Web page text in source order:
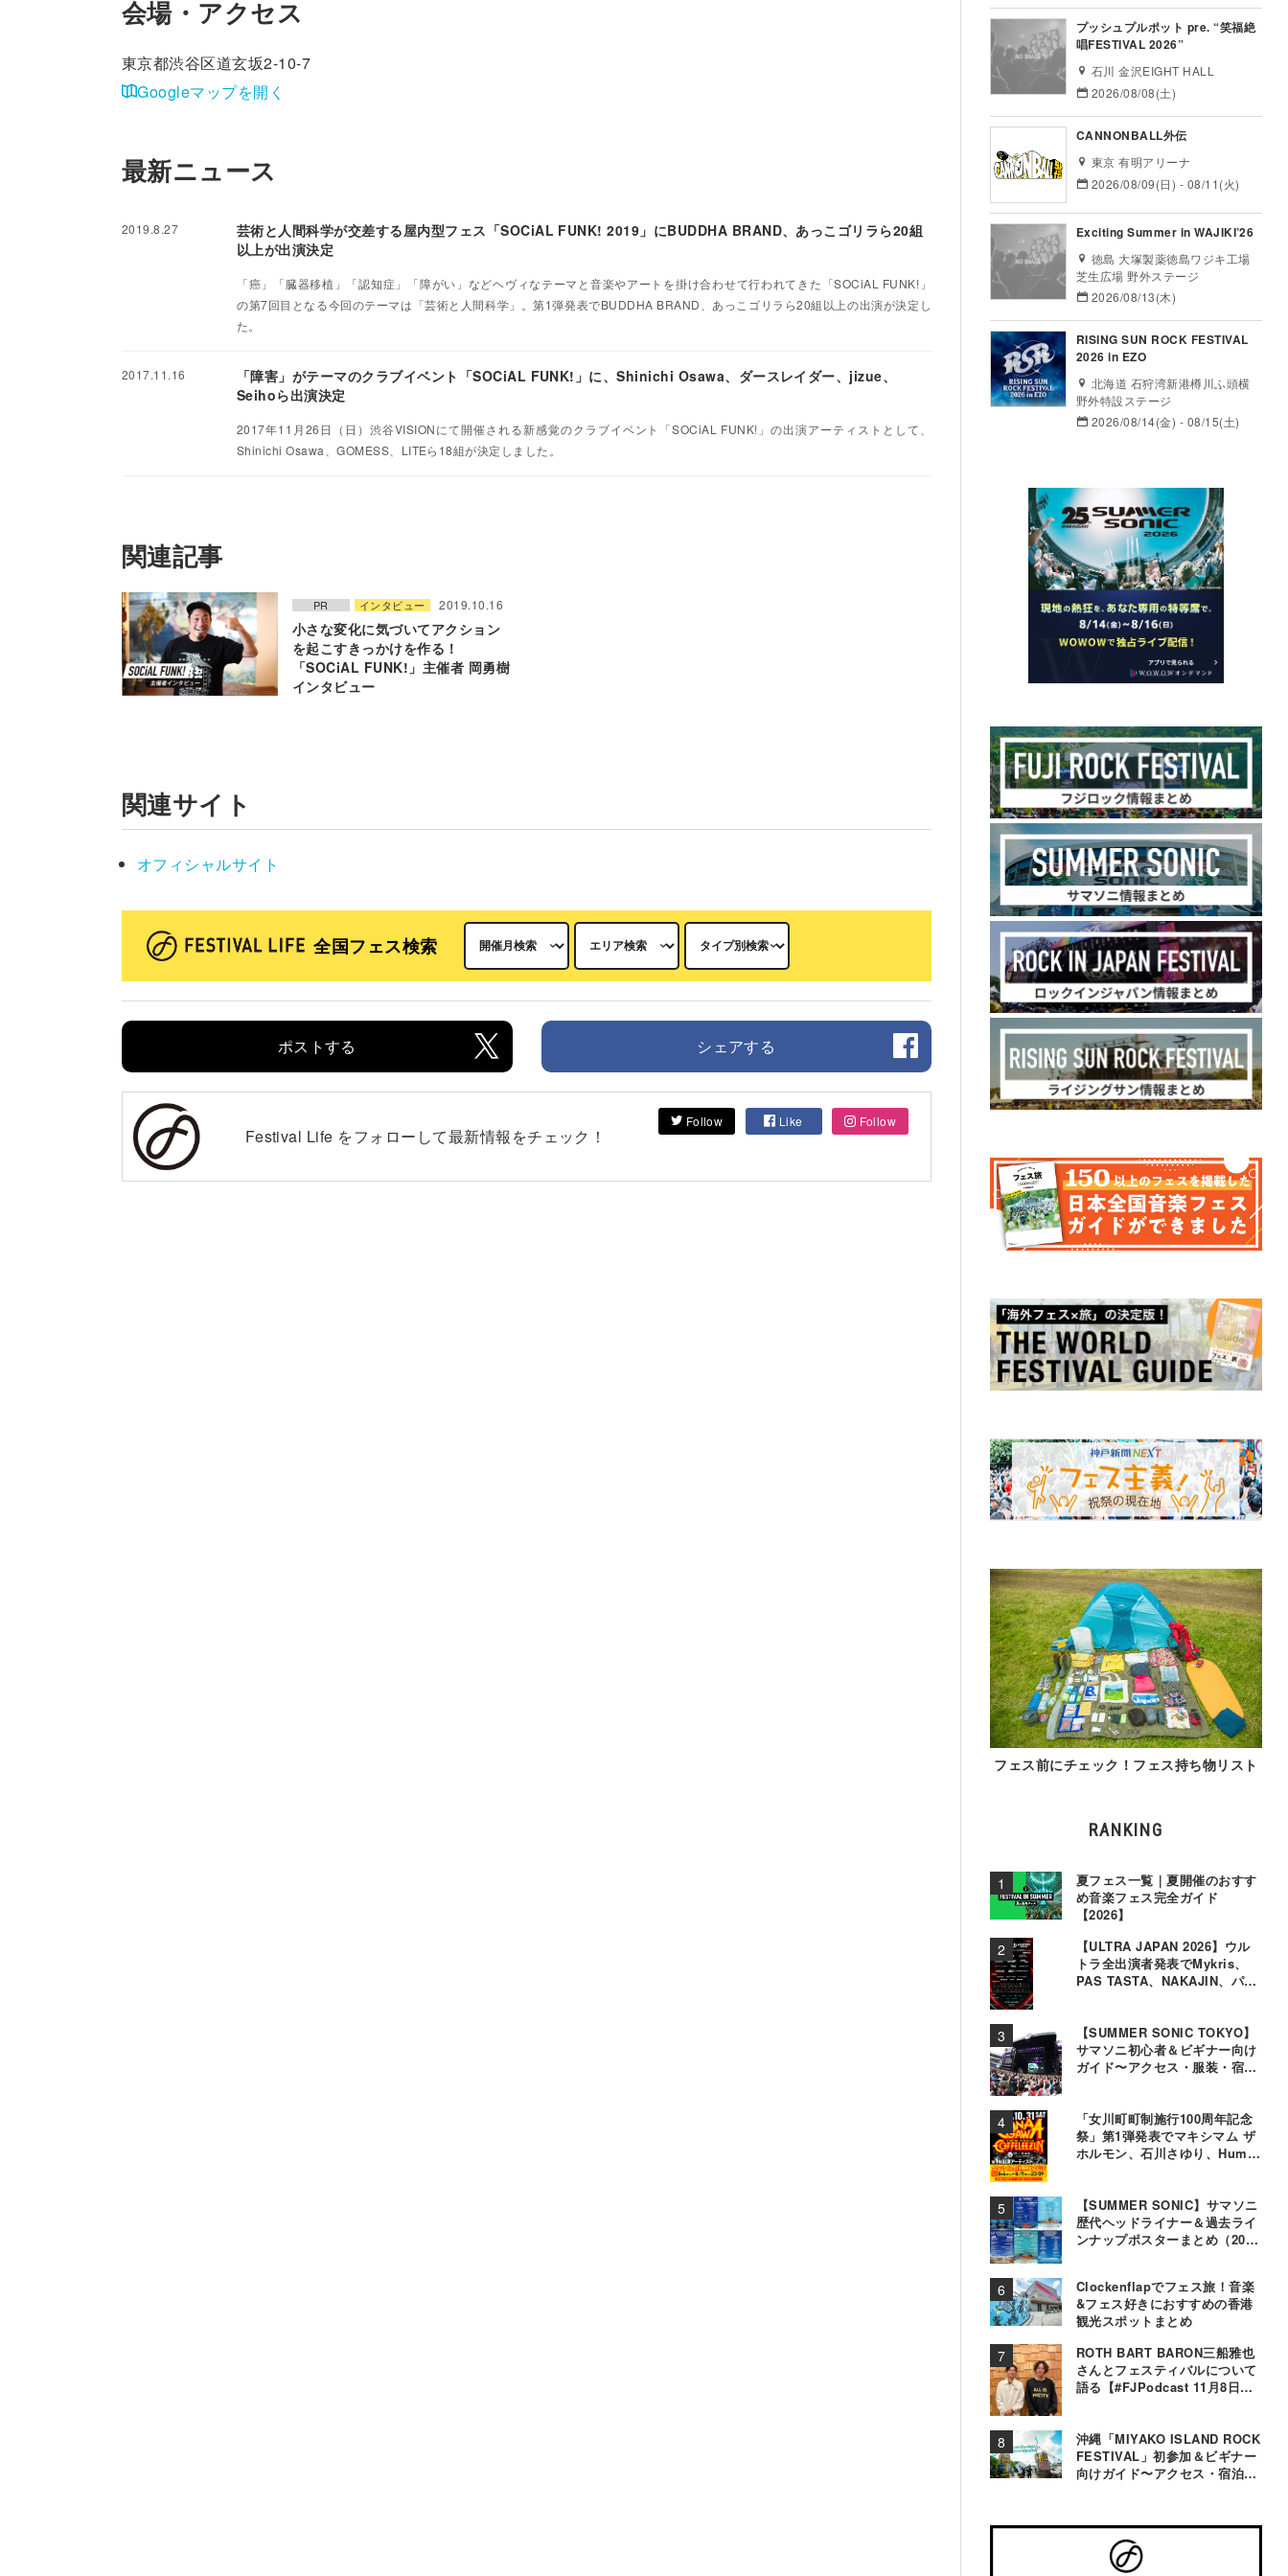
会場・アクセス
東京都渋谷区道玄坂2-10-7
Googleマップを開く
最新ニュース
2019.8.27
芸術と人間科学が交差する屋内型フェス「SOCiAL FUNK! 2019」にBUDDHA BRAND、あっこゴリラら20組
以上が出演決定
「癌」「臓器移植」「認知症」「障がい」などヘヴィなテーマと音楽やアートを掛け合わせて行われてきた「SOCiAL FUNK!」
の第7回目となる今回のテーマは「芸術と人間科学」。第1弾発表でBUDDHA BRAND、あっこゴリラら20組以上の出演が決定し
た。
2017.11.16
「障害」がテーマのクラブイベント「SOCiAL FUNK!」に、Shinichi Osawa、ダースレイダー、jizue、
Seihoら出演決定
2017年11月26日（日）渋谷VISIONにて開催される新感覚のクラブイベント「SOCiAL FUNK!」の出演アーティストとして、
Shinichi Osawa、GOMESS、LITEら18組が決定しました。
関連記事
PR インタビュー 2019.10.16
小さな変化に気づいてアクション
を起こすきっかけを作る！
「SOCiAL FUNK!」主催者 岡勇樹
インタビュー
関連サイト
オフィシャルサイト
全国フェス検索
ポストする シェアする
Festival Life をフォローして最新情報をチェック！
Follow Like Follow
プッシュプルポット pre. “笑福絶
唱FESTIVAL 2026”
石川 金沢EIGHT HALL
2026/08/08(土)
CANNONBALL外伝
東京 有明アリーナ
2026/08/09(日) - 08/11(火)
Exciting Summer in WAJIKI’26
徳島 大塚製薬徳島ワジキ工場
芝生広場 野外ステージ
2026/08/13(木)
RISING SUN ROCK FESTIVAL
2026 in EZO
北海道 石狩湾新港樽川ふ頭横
野外特設ステージ
2026/08/14(金) - 08/15(土)
フェス前にチェック！フェス持ち物リスト
RANKING
夏フェス一覧｜夏開催のおすす
め音楽フェス完全ガイド
【2026】
【ULTRA JAPAN 2026】ウル
トラ全出演者発表でMykris、
PAS TASTA、NAKAJIN、パソ
【SUMMER SONIC TOKYO】
サマソニ初心者＆ビギナー向け
ガイド〜アクセス・服装・宿泊
「女川町町制施行100周年記念
祭」第1弾発表でマキシマム ザ
ホルモン、石川さゆり、Hump
【SUMMER SONIC】サマソニ
歴代ヘッドライナー＆過去ライ
ンナップポスターまとめ（2000
Clockenflapでフェス旅！音楽
&フェス好きにおすすめの香港
観光スポットまとめ
ROTH BART BARON三船雅也
さんとフェスティバルについて
語る【#FJPodcast 11月8日配
沖縄「MIYAKO ISLAND ROCK
FESTIVAL」初参加＆ビギナー
向けガイド〜アクセス・宿泊・